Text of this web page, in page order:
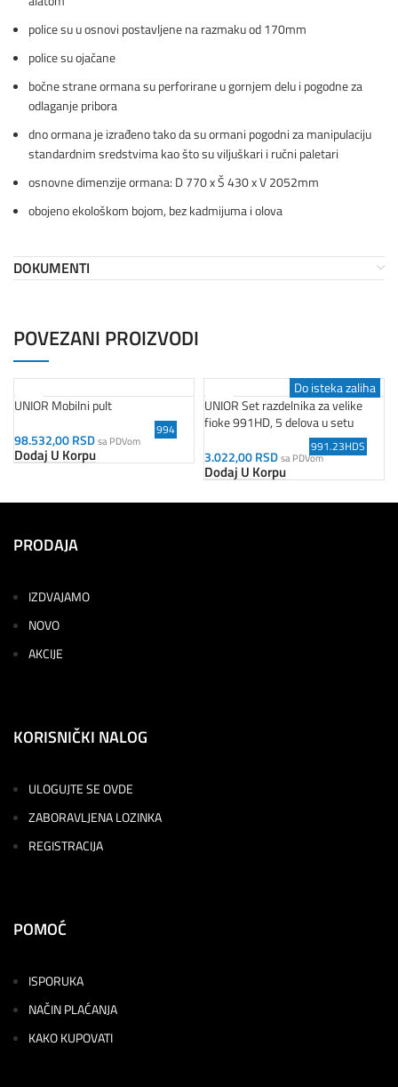
police su u osnovi postavljene na razmaku od 170mm
police su ojačane
bočne strane ormana su perforirane u gornjem delu i pogodne za
odlaganje pribora
dno ormana je izrađeno tako da su ormani pogodni za manipulaciju
standardnim sredstvima kao što su viljuškari i ručni paletari
osnovne dimenzije ormana: D 770 x Š 430 x V 2052mm
obojeno ekološkom bojom, bez kadmijuma i olova
DOKUMENTI
POVEZANI PROIZVODI
UNIOR Mobilni pult
98.532,00RSDsa PDVom
Dodaj U Korpu
994
Do isteka zaliha
UNIOR Set razdelnika za velike
fioke 991HD, 5 delova u setu
3.022,00RSDsa PDVom
Dodaj U Korpu
991.23HDS
PRODAJA
IZDVAJAMO
NOVO
AKCIJE
KORISNIČKI NALOG
ULOGUJTE SE OVDE
ZABORAVLJENA LOZINKA
REGISTRACIJA
POMOĆ
ISPORUKA
NAČIN PLAĆANJA
KAKO KUPOVATI